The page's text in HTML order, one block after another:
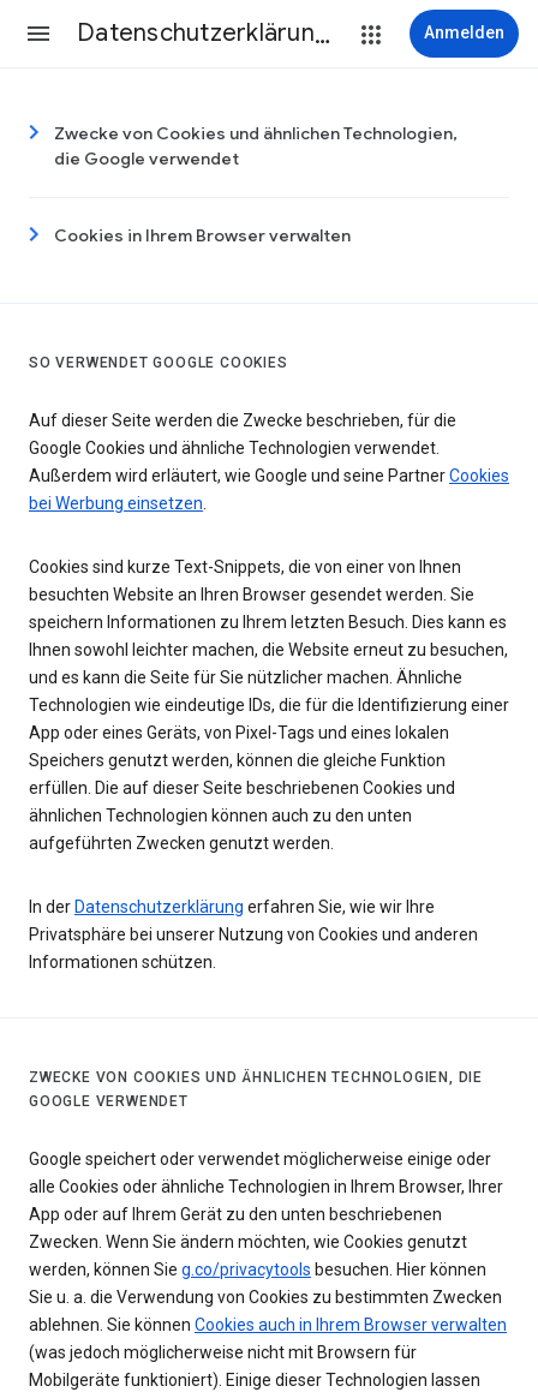
Datenschutzerklärung & Nutzungsbedingungen Anmelden
Zwecke von Cookies und ähnlichen Technologien,
die Google verwendet
Cookies in Ihrem Browser verwalten
SO VERWENDET GOOGLE COOKIES
Auf dieser Seite werden die Zwecke beschrieben, für die
Google Cookies und ähnliche Technologien verwendet.
Außerdem wird erläutert, wie Google und seine PartnerCookies
bei Werbung einsetzen.
Cookies sind kurze Text-Snippets, die von einer von Ihnen
besuchten Website an Ihren Browser gesendet werden. Sie
speichern Informationen zu Ihrem letzten Besuch. Dies kann es
Ihnen sowohl leichter machen, die Website erneut zu besuchen,
und es kann die Seite für Sie nützlicher machen. Ähnliche
Technologien wie eindeutige IDs, die für die Identifizierung einer
App oder eines Geräts, von Pixel-Tags und eines lokalen
Speichers genutzt werden, können die gleiche Funktion
erfüllen. Die auf dieser Seite beschriebenen Cookies und
ähnlichen Technologien können auch zu den unten
aufgeführten Zwecken genutzt werden.
In der Datenschutzerklärung erfahren Sie, wie wir Ihre
Privatsphäre bei unserer Nutzung von Cookies und anderen
Informationen schützen.
ZWECKE VON COOKIES UND ÄHNLICHEN TECHNOLOGIEN, DIE
GOOGLE VERWENDET
Google speichert oder verwendet möglicherweise einige oder
alle Cookies oder ähnliche Technologien in Ihrem Browser, Ihrer
App oder auf Ihrem Gerät zu den unten beschriebenen
Zwecken. Wenn Sie ändern möchten, wie Cookies genutzt
werden, können Sie g.co/privacytools besuchen. Hier können
Sie u. a. die Verwendung von Cookies zu bestimmten Zwecken
ablehnen. Sie können Cookies auch in Ihrem Browser verwalten
(was jedoch möglicherweise nicht mit Browsern für
Mobilgeräte funktioniert). Einige dieser Technologien lassen